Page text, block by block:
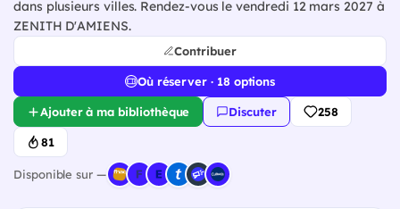
dans plusieurs villes. Rendez-vous le vendredi 12 mars 2027 à
ZENITH D'AMIENS.
Contribuer
Où réserver · 18 options
Ajouter à ma bibliothèque Discuter 258
81
Disponible sur —